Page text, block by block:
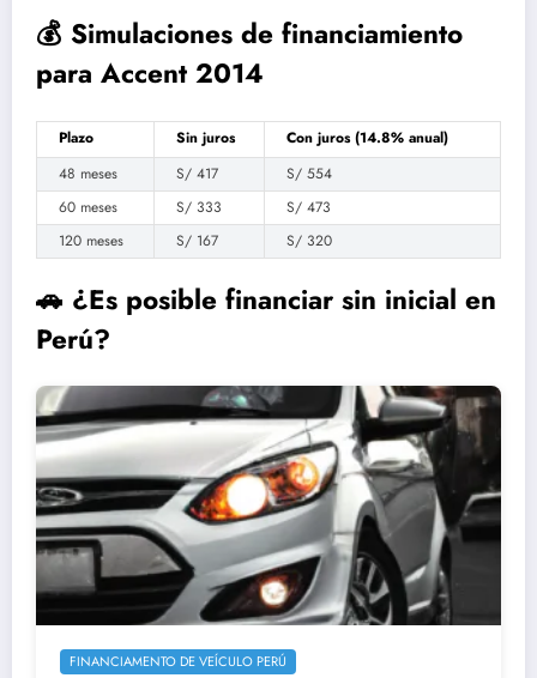
💰 Simulaciones de financiamiento
para Accent 2014
Plazo Sin juros
Con juros (14.8% anual)
48 meses
S/ 417
S/ 554
60 meses
S/ 333
S/ 473
120 meses
S/ 167 S/ 320
🚗 ¿Es posible financiar sin inicial en
Perú?
FINANCIAMENTO DE VEÍCULO PERÚ